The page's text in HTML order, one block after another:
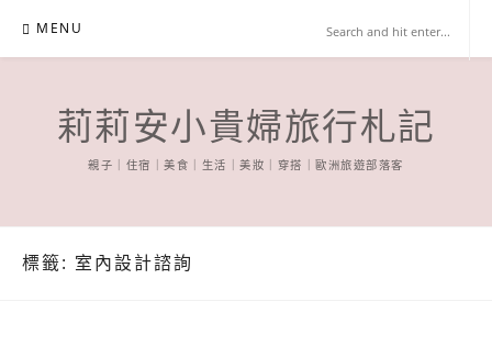
content
MENU
莉莉安小貴婦旅行札記
親子｜住宿｜美食｜生活｜美妝｜穿搭｜歐洲旅遊部落客
標籤: 室內設計諮詢